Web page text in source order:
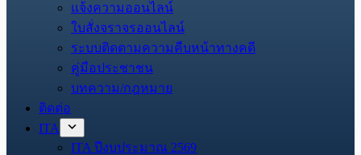
แจ้งความออนไลน์
ใบสั่งจราจรออนไลน์
ระบบติดตามความคืบหน้าทางคดี
คู่มือประชาชน
บทความ/กฎหมาย
ติดต่อ
ITA
ITA ปีงบประมาณ 2569